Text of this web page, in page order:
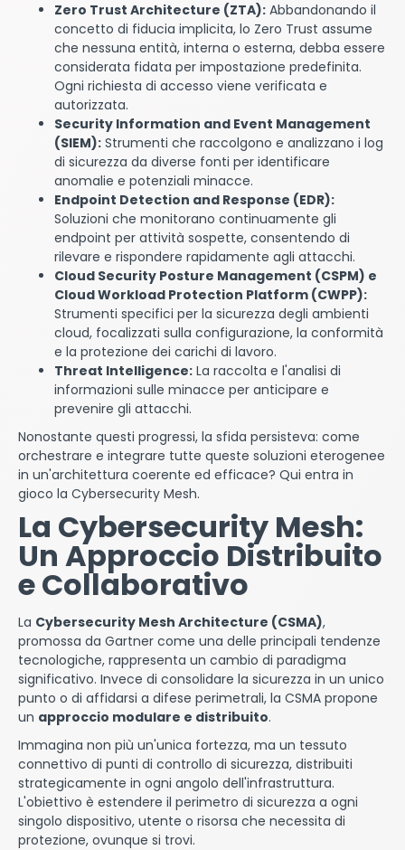
Zero Trust Architecture (ZTA): Abbandonando il
concetto di fiducia implicita, lo Zero Trust assume
che nessuna entità, interna o esterna, debba essere
considerata fidata per impostazione predefinita.
Ogni richiesta di accesso viene verificata e
autorizzata.
Security Information and Event Management
(SIEM): Strumenti che raccolgono e analizzano i log
di sicurezza da diverse fonti per identificare
anomalie e potenziali minacce.
Endpoint Detection and Response (EDR):
Soluzioni che monitorano continuamente gli
endpoint per attività sospette, consentendo di
rilevare e rispondere rapidamente agli attacchi.
Cloud Security Posture Management (CSPM) e
Cloud Workload Protection Platform (CWPP):
Strumenti specifici per la sicurezza degli ambienti
cloud, focalizzati sulla configurazione, la conformità
e la protezione dei carichi di lavoro.
Threat Intelligence: La raccolta e l'analisi di
informazioni sulle minacce per anticipare e
prevenire gli attacchi.
Nonostante questi progressi, la sfida persisteva: come
orchestrare e integrare tutte queste soluzioni eterogenee
in un'architettura coerente ed efficace? Qui entra in
gioco la Cybersecurity Mesh.
La Cybersecurity Mesh:
Un Approccio Distribuito
e Collaborativo
La Cybersecurity Mesh Architecture (CSMA),
promossa da Gartner come una delle principali tendenze
tecnologiche, rappresenta un cambio di paradigma
significativo. Invece di consolidare la sicurezza in un unico
punto o di affidarsi a difese perimetrali, la CSMA propone
un approccio modulare e distribuito.
Immagina non più un'unica fortezza, ma un tessuto
connettivo di punti di controllo di sicurezza, distribuiti
strategicamente in ogni angolo dell'infrastruttura.
L'obiettivo è estendere il perimetro di sicurezza a ogni
singolo dispositivo, utente o risorsa che necessita di
protezione, ovunque si trovi.